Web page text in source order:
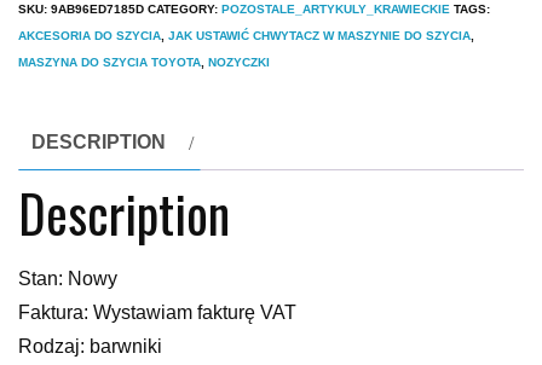
SKU: 9AB96ED7185D CATEGORY: POZOSTALE_ARTYKULY_KRAWIECKIE TAGS:
AKCESORIA DO SZYCIA, JAK USTAWIĆ CHWYTACZ W MASZYNIE DO SZYCIA,
MASZYNA DO SZYCIA TOYOTA, NOZYCZKI
DESCRIPTION
Description
Stan: Nowy
Faktura: Wystawiam fakturę VAT
Rodzaj: barwniki